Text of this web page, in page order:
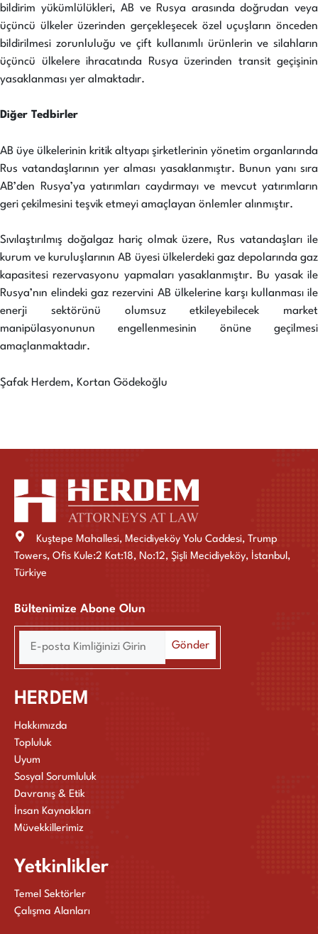
bildirim yükümlülükleri, AB ve Rusya arasında doğrudan veya
üçüncü ülkeler üzerinden gerçekleşecek özel uçuşların önceden
bildirilmesi zorunluluğu ve çift kullanımlı ürünlerin ve silahların
üçüncü ülkelere ihracatında Rusya üzerinden transit geçişinin
yasaklanması yer almaktadır.
Diğer Tedbirler
AB üye ülkelerinin kritik altyapı şirketlerinin yönetim organlarında
Rus vatandaşlarının yer alması yasaklanmıştır. Bunun yanı sıra
AB’den Rusya’ya yatırımları caydırmayı ve mevcut yatırımların
geri çekilmesini teşvik etmeyi amaçlayan önlemler alınmıştır.
Sıvılaştırılmış doğalgaz hariç olmak üzere, Rus vatandaşları ile
kurum ve kuruluşlarının AB üyesi ülkelerdeki gaz depolarında gaz
kapasitesi rezervasyonu yapmaları yasaklanmıştır. Bu yasak ile
Rusya’nın elindeki gaz rezervini AB ülkelerine karşı kullanması ile
enerji sektörünü olumsuz etkileyebilecek market
manipülasyonunun engellenmesinin önüne geçilmesi
amaçlanmaktadır.
Şafak Herdem, Kortan Gödekoğlu
Kuştepe Mahallesi, Mecidiyeköy Yolu Caddesi, Trump
Towers, Ofis Kule:2 Kat:18, No:12, Şişli Mecidiyeköy, İstanbul,
Türkiye
Bültenimize Abone Olun
HERDEM
Hakkımızda
Topluluk
Uyum
Sosyal Sorumluluk
Davranış & Etik
İnsan Kaynakları
Müvekkillerimiz
Yetkinlikler
Temel Sektörler
Çalışma Alanları